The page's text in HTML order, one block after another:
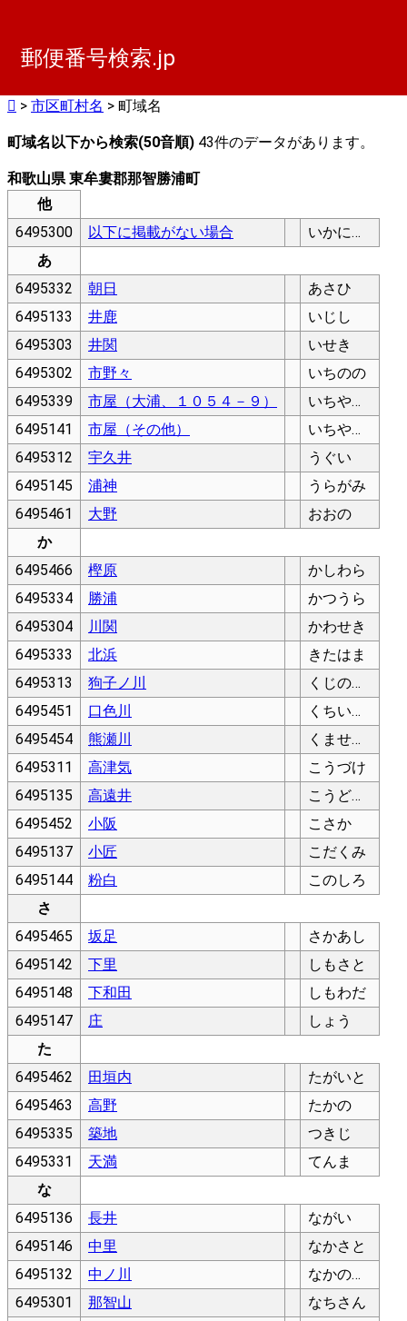
郵便番号検索.jp
> 市区町村名 > 町域名
町域名以下から検索(50音順) 43件のデータがあります。
和歌山県 東牟婁郡那智勝浦町
他
6495300
以下に掲載がない場合
いかにけいさいがないばあい
あ
6495332
朝日
あさひ
6495133
井鹿
いじし
6495303
井関
いせき
6495302
市野々
いちのの
6495339
市屋（大浦、１０５４－９）
いちや（おおうら、１０５４－９）
6495141
市屋（その他）
いちや（そのた）
6495312
宇久井
うぐい
6495145
浦神
うらがみ
6495461
大野
おおの
か
6495466
樫原
かしわら
6495334
勝浦
かつうら
6495304
川関
かわせき
6495333
北浜
きたはま
6495313
狗子ノ川
くじのかわ
6495451
口色川
くちいろかわ
6495454
熊瀬川
くませがわ
6495311
高津気
こうづけ
6495135
高遠井
こうどおい
6495452
小阪
こさか
6495137
小匠
こだくみ
6495144
粉白
このしろ
さ
6495465
坂足
さかあし
6495142
下里
しもさと
6495148
下和田
しもわだ
6495147
庄
しょう
た
6495462
田垣内
たがいと
6495463
高野
たかの
6495335
築地
つきじ
6495331
天満
てんま
な
6495136
長井
ながい
6495146
中里
なかさと
6495132
中ノ川
なかのかわ
6495301
那智山
なちさん